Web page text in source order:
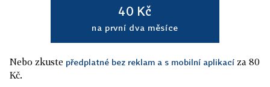
40 Kč
na první dva měsíce
Nebo zkuste předplatné bez reklam a s mobilní aplikací za 80
Kč.